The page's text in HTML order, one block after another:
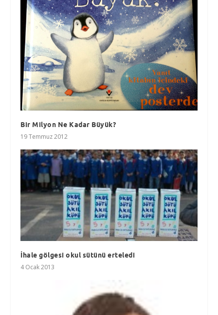
Bir Milyon Ne Kadar Büyük?
19 Temmuz 2012
İhale gölgesi okul sütünü erteledi
4 Ocak 2013